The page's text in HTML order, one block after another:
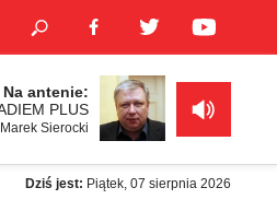
Na antenie:
PLUS
Marek Sierocki
Dziś jest: Piątek, 07 sierpnia 2026